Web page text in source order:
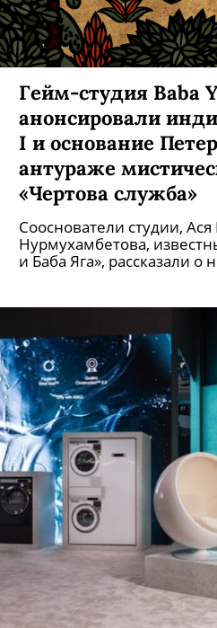
Гейм-студия Baba
анонсировали
I и основание
антураже
«Чертова служба»
Сооснователи студии,
Нурмухамбетова,
и Баба Яга», рассказали о